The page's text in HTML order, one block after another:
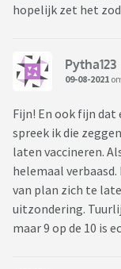
hopelijk zet het
Pytha123
09-08-2021
Fijn! En ook fijn dat
spreek ik die
laten vaccineren.
helemaal
van plan zich te
uitzondering.
maar 9 op de 10 is